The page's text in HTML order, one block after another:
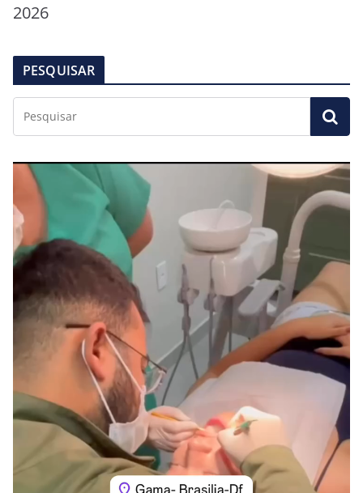
2026
PESQUISAR